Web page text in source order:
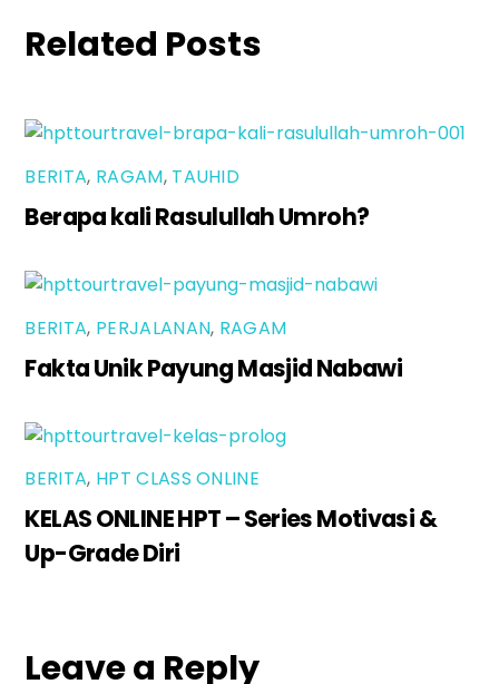
Related Posts
BERITA, RAGAM, TAUHID
Berapa kali Rasulullah Umroh?
BERITA, PERJALANAN, RAGAM
Fakta Unik Payung Masjid Nabawi
BERITA, HPT CLASS ONLINE
KELAS ONLINE HPT – Series Motivasi &
Up-Grade Diri
Leave a Reply